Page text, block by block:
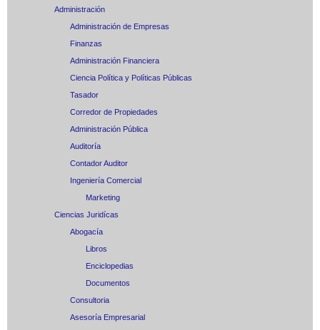
Administración
Administración de Empresas
Finanzas
Administración Financiera
Ciencia Política y Políticas Públicas
Tasador
Corredor de Propiedades
Administración Pública
Auditoría
Contador Auditor
Ingeniería Comercial
Marketing
Ciencias Juridícas
Abogacía
Libros
Enciclopedias
Documentos
Consultoria
Asesoría Empresarial